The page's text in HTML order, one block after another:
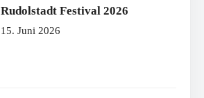
Rudolstadt Festival 2026
15. Juni 2026